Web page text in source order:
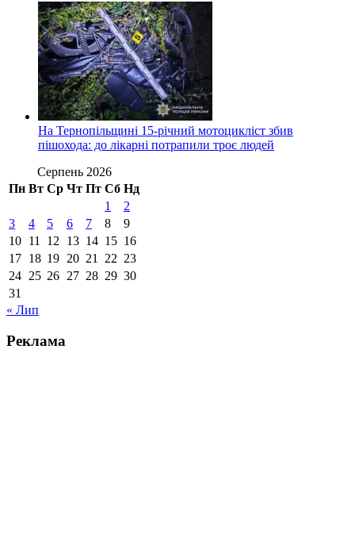
На Тернопільщині 15-річний мотоцикліст збив
пішохода: до лікарні потрапили троє людей
Серпень 2026
Пн Вт Ср Чт Пт Сб Нд
1
2
3
4 5 6 7 8
9
10 11 12 13 14 15 16
17 18 19 20 21 22 23
24 25 26 27 28 29 30
31
« Лип
Реклама